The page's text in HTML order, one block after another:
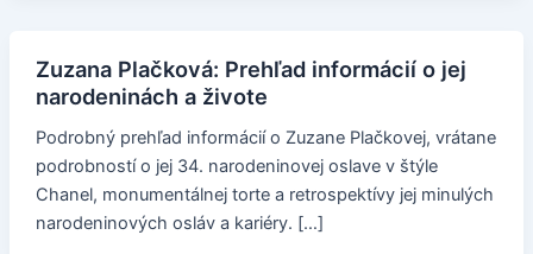
Zuzana Plačková: Prehľad informácií o jej
narodeninách a živote
Podrobný prehľad informácií o Zuzane Plačkovej, vrátane
podrobností o jej 34. narodeninovej oslave v štýle
Chanel, monumentálnej torte a retrospektívy jej minulých
narodeninových osláv a kariéry. […]